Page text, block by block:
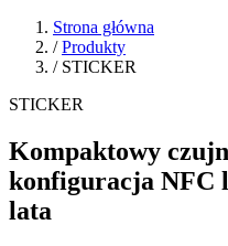
Strona główna
/ Produkty
/ STICKER
STICKER
Kompaktowy
konfiguracja NFC
lata